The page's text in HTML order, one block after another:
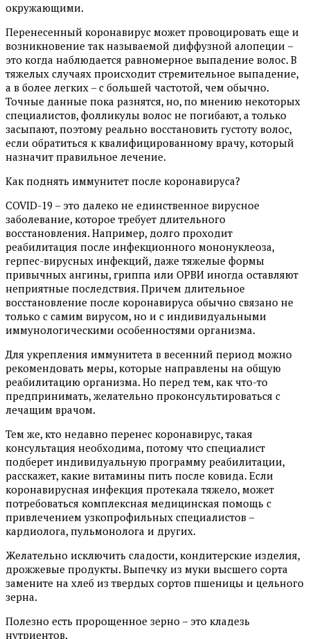
окружающими.
Перенесенный коронавирус может провоцировать еще и
возникновение так называемой диффузной алопеции –
это когда наблюдается равномерное выпадение волос. В
тяжелых случаях происходит стремительное выпадение,
а в более легких – с большей частотой, чем обычно.
Точные данные пока разнятся, но, по мнению некоторых
специалистов, фолликулы волос не погибают, а только
засыпают, поэтому реально восстановить густоту волос,
если обратиться к квалифицированному врачу, который
назначит правильное лечение.
Как поднять иммунитет после коронавируса?
COVID-19 – это далеко не единственное вирусное
заболевание, которое требует длительного
восстановления. Например, долго проходит
реабилитация после инфекционного мононуклеоза,
герпес-вирусных инфекций, даже тяжелые формы
привычных ангины, гриппа или ОРВИ иногда оставляют
неприятные последствия. Причем длительное
восстановление после коронавируса обычно связано не
только с самим вирусом, но и с индивидуальными
иммунологическими особенностями организма.
Для укрепления иммунитета в весенний период можно
рекомендовать меры, которые направлены на общую
реабилитацию организма. Но перед тем, как что-то
предпринимать, желательно проконсультироваться с
лечащим врачом.
Тем же, кто недавно перенес коронавирус, такая
консультация необходима, потому что специалист
подберет индивидуальную программу реабилитации,
расскажет, какие витамины пить после ковида. Если
коронавирусная инфекция протекала тяжело, может
потребоваться комплексная медицинская помощь с
привлечением узкопрофильных специалистов –
кардиолога, пульмонолога и других.
Желательно исключить сладости, кондитерские изделия,
дрожжевые продукты. Выпечку из муки высшего сорта
замените на хлеб из твердых сортов пшеницы и цельного
зерна.
Полезно есть пророщенное зерно – это кладезь
нутриентов.